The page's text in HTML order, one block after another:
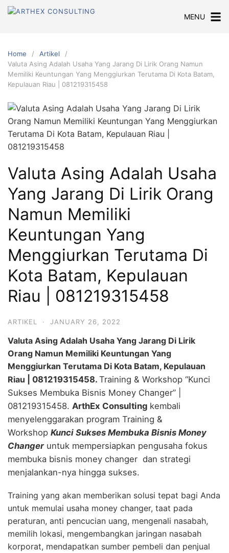
Skip
MENU
Home
Artikel
Valuta Asing Adalah Usaha Yang Jarang Di Lirik Orang Namun
Memiliki Keuntungan Yang Menggiurkan Terutama Di Kota Batam,
Kepulauan Riau | 081219315458
Valuta Asing Adalah Usaha
Yang Jarang Di Lirik Orang
Namun Memiliki
Keuntungan Yang
Menggiurkan Terutama Di
Kota Batam, Kepulauan
Riau | 081219315458
ARTIKEL · JANUARY 26, 2022
Valuta Asing Adalah Usaha Yang Jarang Di Lirik
Orang Namun Memiliki Keuntungan Yang
Menggiurkan Terutama Di Kota Batam, Kepulauan
Riau | 081219315458. Training & Workshop “Kunci
Sukses Membuka Bisnis Money Changer” |
081219315458. ArthEx Consulting kembali
menyelenggarakan program Training &
Workshop Kunci Sukses Membuka Bisnis Money
Changeruntuk mempersiapkan pengusaha fokus
membuka bisnis money changer dan strategi
menjalankan-nya hingga sukses.
Training yang akan memberikan solusi tepat bagi Anda
untuk memulai usaha money changer, taat pada
peraturan, anti pencucian uang, mengenali nasabah,
memilih lokasi, mengembangkan jaringan nasabah
korporat, mendapatkan sumber pembeli dan penjual